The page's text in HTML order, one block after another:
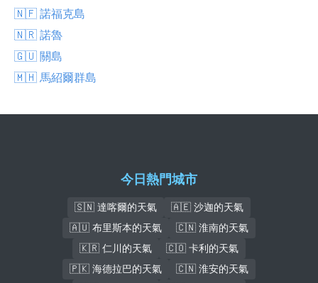
🇳🇫 諾福克島
🇳🇷 諾魯
🇬🇺 關島
🇲🇭 馬紹爾群島
今日熱門城市
🇸🇳 達喀爾的天氣
🇦🇪 沙迦的天氣
🇦🇺 布里斯本的天氣
🇨🇳 淮南的天氣
🇰🇷 仁川的天氣
🇨🇴 卡利的天氣
🇵🇰 海德拉巴的天氣
🇨🇳 淮安的天氣